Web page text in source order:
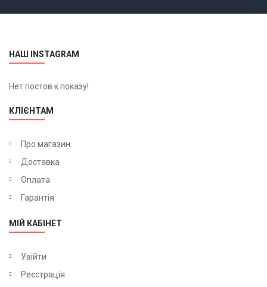
НАШ INSTAGRAM
Нет постов к показу!
КЛІЄНТАМ
Про магазин
Доставка
Оплата
Гарантія
МІЙ КАБІНЕТ
Увійти
Реєстрація